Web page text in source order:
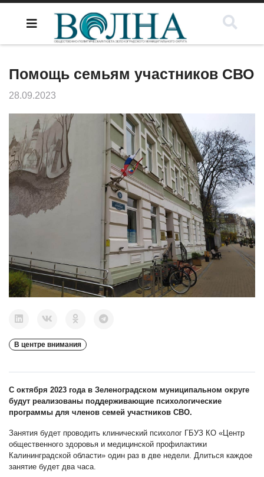
Помощь семьям участников СВО
28.09.2023
В центре внимания
С октября 2023 года в Зеленоградском муниципальном округе
будут реализованы поддерживающие психологические
программы для членов семей участников СВО.
Занятия будет проводить клинический психолог ГБУЗ КО «Центр
общественного здоровья и медицинской профилактики
Калининградской области» один раз в две недели. Длиться каждое
занятие будет два часа.